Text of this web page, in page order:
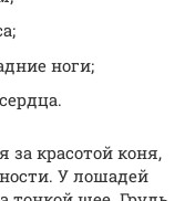
ноги;
красотой коня,
У лошадей